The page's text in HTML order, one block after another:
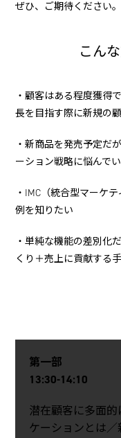
ぜひ、ご期待ください。
こん
・顧客はある程度獲得
長を目指す際に新規の
・新商品を発売予定だ
ーション戦略に悩んで
・IMC（統合型マーケ
例を知りたい
・単純な機能の差別化
くり＋売上に貢献する
第一部
13:30-14:10
潜在顧客に多面
ケーションとは